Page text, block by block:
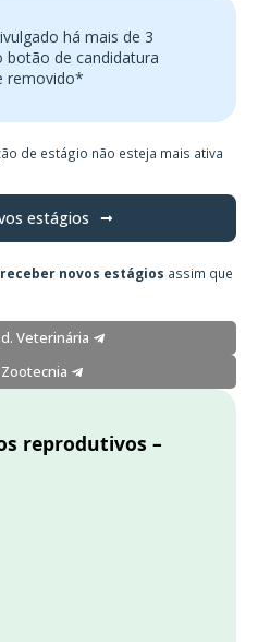
há mais de 3
botão de candidatura
removido*
de estágio não esteja mais ativa
estágios
receber novos estágios assim que
Veterinária
reprodutivos –